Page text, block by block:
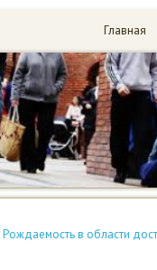
Главная
Рождаемость в области